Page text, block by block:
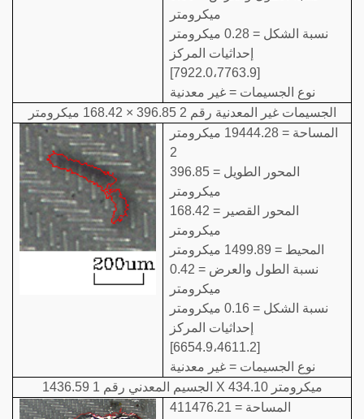
ميكرومتر
نسبة الشكل = 0.28 ميكرومتر
إحداثيات المركز
[7922.0،7763.9]
نوع الجسيمات = غير معدنية
الجسيمات غير المعدنية رقم 2 396.85 × 168.42 ميكرومتر
المساحة = 19444.28 ميكرومتر
2
المحور الطويل = 396.85
ميكرومتر
المحور القصير = 168.42
ميكرومتر
المحيط = 1499.89 ميكرومتر
نسبة الطول والعرض = 0.42
ميكرومتر
نسبة الشكل = 0.16 ميكرومتر
إحداثيات المركز
[6654.9،4611.2]
نوع الجسيمات = غير معدنية
الجسيم المعدني رقم 1 1436.59 X 434.10 ميكرومتر
المساحة = 411476.21